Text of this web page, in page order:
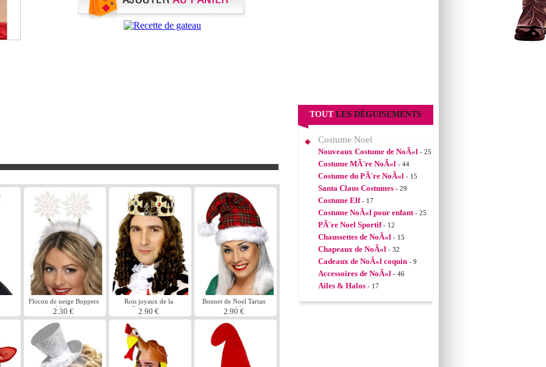
Flocon de neige Boppers
blanc
2.30 €
Rois joyaux de la
Couronne or
2.90 €
Bonnet de Noel Tartan
rouge blanc
2.90 €
TOUT LES DÉGUISEMENTS
Costume Noel
Nouveaux Costume de NoÃ«l - 25
Costume MÃ¨re NoÃ«l - 44
Costume du PÃ¨re NoÃ«l - 15
Santa Claus Costumes - 29
Costume Elf- 17
Costume NoÃ«l pour enfant - 25
PÃ¨re Noel Sportif- 12
Chaussettes de NoÃ«l - 15
Chapeaux de NoÃ«l - 32
Cadeaux de NoÃ«l coquin - 9
Accessoires de NoÃ«l - 46
Ailes & Halos - 17